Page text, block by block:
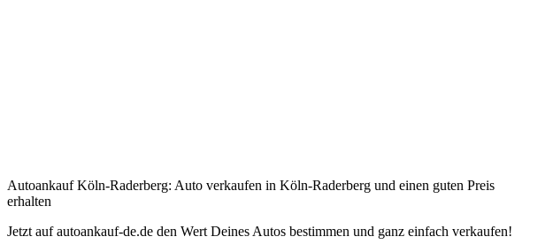
Autoankauf Köln-Raderberg: Auto verkaufen in Köln-Raderberg und einen guten Preis
erhalten
Jetzt auf autoankauf-de.de den Wert Deines Autos bestimmen und ganz einfach verkaufen!